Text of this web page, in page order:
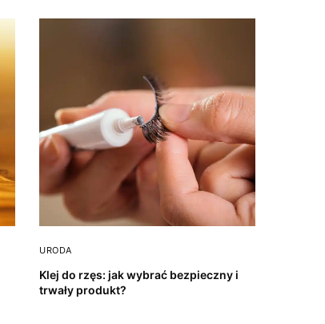
URODA
Klej do rzęs: jak wybrać bezpieczny i
trwały produkt?